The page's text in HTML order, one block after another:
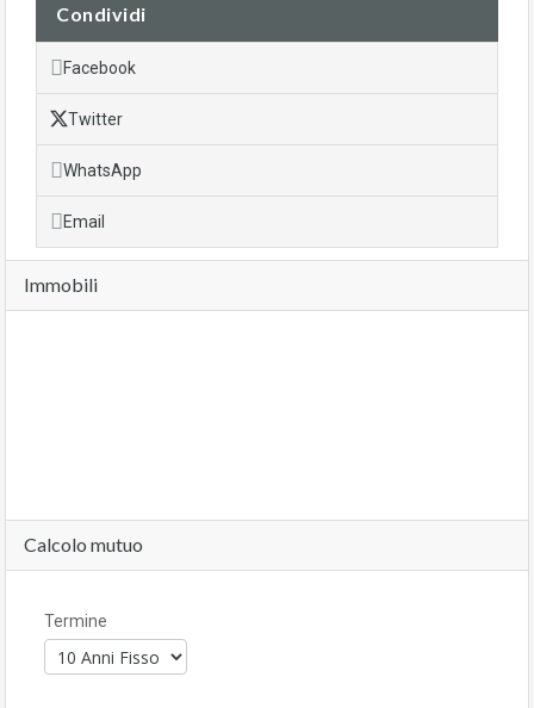
Condividi
Facebook
Twitter
WhatsApp
Email
Immobili
Calcolo mutuo
Termine